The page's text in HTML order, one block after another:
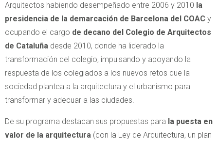
Arquitectos habiendo desempeñado entre 2006 y 2010 la
presidencia de la demarcación de Barcelona del COAC y
ocupando el cargo de decano del Colegio de Arquitectos
de Cataluña desde 2010, donde ha liderado la
transformación del colegio, impulsando y apoyando la
respuesta de los colegiados a los nuevos retos que la
sociedad plantea a la arquitectura y el urbanismo para
transformar y adecuar a las ciudades.
De su programa destacan sus propuestas para la puesta en
valor de la arquitectura (con la Ley de Arquitectura, un plan